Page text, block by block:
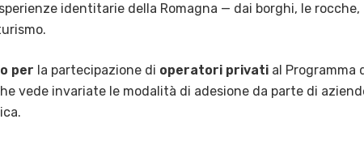
identitarie della Romagna — dai borghi, le rocche,
per la partecipazione di operatori privati al Programma
vede invariate le modalità di adesione da parte di